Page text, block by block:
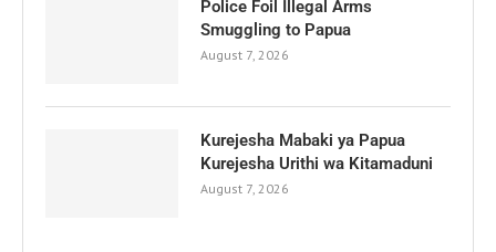
Police Foil Illegal Arms
Smuggling to Papua
August 7, 2026
Kurejesha Mabaki ya Papua
Kurejesha Urithi wa Kitamaduni
August 7, 2026